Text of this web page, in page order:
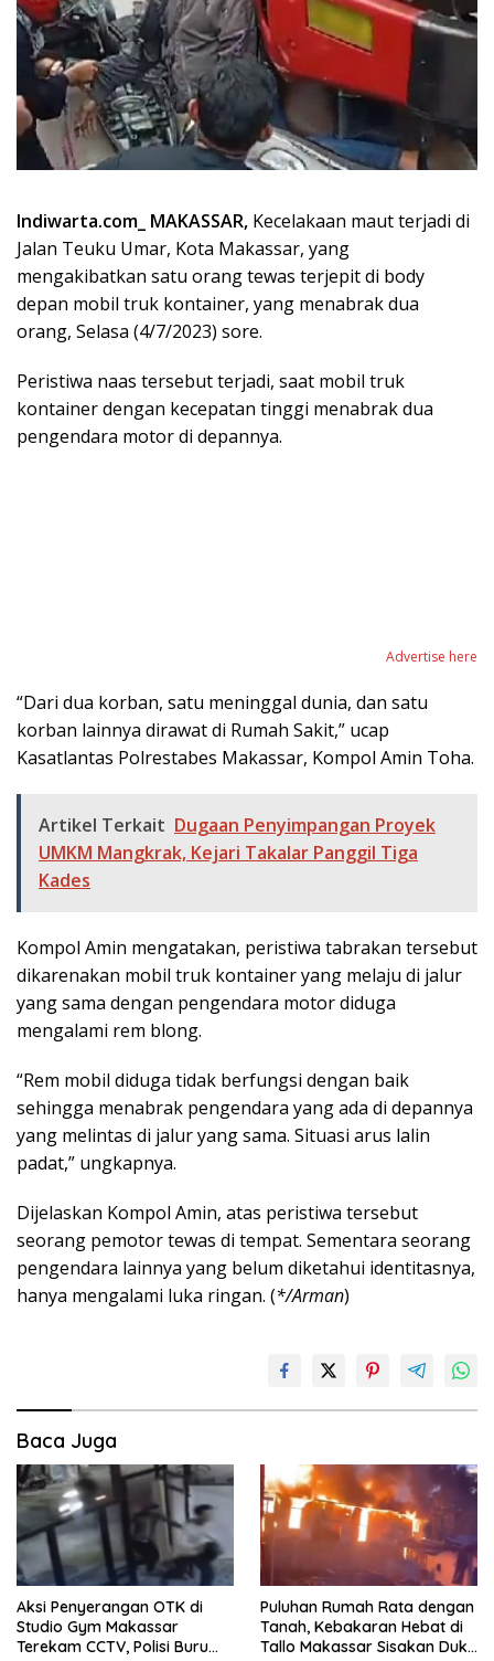
Indiwarta.com_ MAKASSAR, Kecelakaan maut terjadi di
Jalan Teuku Umar, Kota Makassar, yang
mengakibatkan satu orang tewas terjepit di body
depan mobil truk kontainer, yang menabrak dua
orang, Selasa (4/7/2023) sore.
Peristiwa naas tersebut terjadi, saat mobil truk
kontainer dengan kecepatan tinggi menabrak dua
pengendara motor di depannya.
Advertise here
“Dari dua korban, satu meninggal dunia, dan satu
korban lainnya dirawat di Rumah Sakit,” ucap
Kasatlantas Polrestabes Makassar, Kompol Amin Toha.
Artikel Terkait Dugaan Penyimpangan Proyek
UMKM Mangkrak, Kejari Takalar Panggil Tiga
Kades
Kompol Amin mengatakan, peristiwa tabrakan tersebut
dikarenakan mobil truk kontainer yang melaju di jalur
yang sama dengan pengendara motor diduga
mengalami rem blong.
“Rem mobil diduga tidak berfungsi dengan baik
sehingga menabrak pengendara yang ada di depannya
yang melintas di jalur yang sama. Situasi arus lalin
padat,” ungkapnya.
Dijelaskan Kompol Amin, atas peristiwa tersebut
seorang pemotor tewas di tempat. Sementara seorang
pengendara lainnya yang belum diketahui identitasnya,
hanya mengalami luka ringan. (*/Arman)
Baca Juga
Aksi Penyerangan OTK di
Studio Gym Makassar
Terekam CCTV, Polisi Buru
Puluhan Rumah Rata dengan
Tanah, Kebakaran Hebat di
Tallo Makassar Sisakan Duka